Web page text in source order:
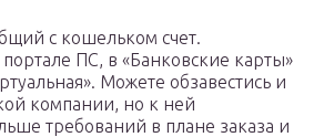
с кошельком счет.
ПС, в «Банковские карты»
Можете обзавестись и
компании, но к ней
требований в плане заказа и